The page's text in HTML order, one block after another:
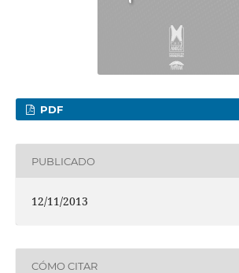
PDF
PUBLICADO
12/11/2013
CÓMO CITAR